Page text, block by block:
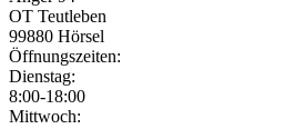
OT Teutleben
99880 Hörsel
Öffnungszeiten:
Dienstag:
8:00-18:00
Mittwoch: